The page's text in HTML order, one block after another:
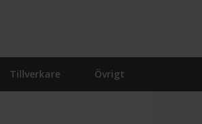
Tillverkare Övrigt